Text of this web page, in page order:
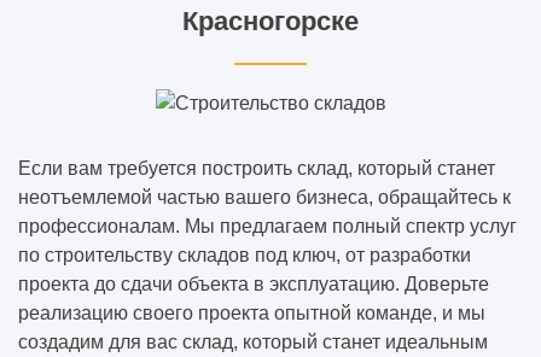
Красногорске
Если вам требуется построить склад, который станет
неотъемлемой частью вашего бизнеса, обращайтесь к
профессионалам. Мы предлагаем полный спектр услуг
по строительству складов под ключ, от разработки
проекта до сдачи объекта в эксплуатацию. Доверьте
реализацию своего проекта опытной команде, и мы
создадим для вас склад, который станет идеальным